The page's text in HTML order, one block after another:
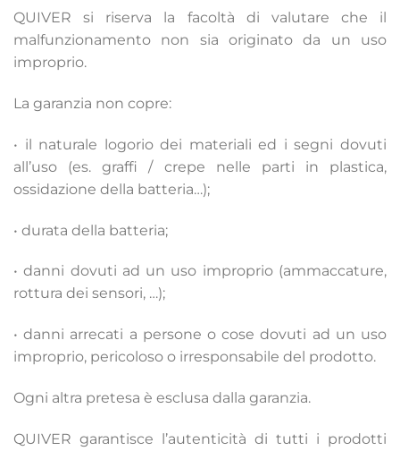
QUIVER si riserva la facoltà di valutare che il
malfunzionamento non sia originato da un uso
improprio.
La garanzia non copre:
• il naturale logorio dei materiali ed i segni dovuti
all’uso (es. graffi / crepe nelle parti in plastica,
ossidazione della batteria…);
• durata della batteria;
• danni dovuti ad un uso improprio (ammaccature,
rottura dei sensori, …);
• danni arrecati a persone o cose dovuti ad un uso
improprio, pericoloso o irresponsabile del prodotto.
Ogni altra pretesa è esclusa dalla garanzia.
QUIVER garantisce l’autenticità di tutti i prodotti